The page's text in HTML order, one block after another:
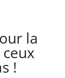
la
!